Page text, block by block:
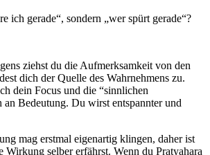
ich gerade“, sondern „wer spürt gerade“?
ziehst du die Aufmerksamkeit von den
dich der Quelle des Wahrnehmens zu.
dein Focus und die “sinnlichen
an Bedeutung. Du wirst entspannter und
mag erstmal eigenartig klingen, daher ist
Wirkung selber erfährst. Wenn du Pratyahara